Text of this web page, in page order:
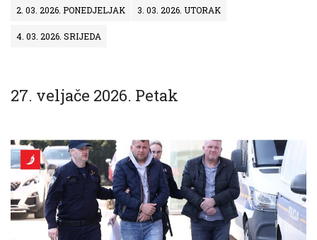
2. 03. 2026. PONEDJELJAK 3. 03. 2026. UTORAK
4. 03. 2026. SRIJEDA
27. veljače 2026. Petak